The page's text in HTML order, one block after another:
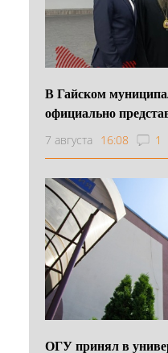
В Гайском
официально
7 августа 16:08 1
ОГУ принял в